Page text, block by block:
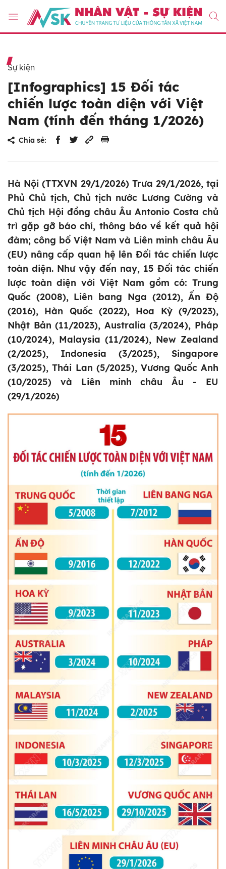
Sự kiện
[Infographics] 15 Đối tác
chiến lược toàn diện với Việt
Nam (tính đến tháng 1/2026)
Chia sẻ:
Hà Nội (TTXVN 29/1/2026) Trưa 29/1/2026, tại
Phủ Chủ tịch, Chủ tịch nước Lương Cường và
Chủ tịch Hội đồng châu Âu Antonio Costa chủ
trì gặp gỡ báo chí, thông báo về kết quả hội
đàm; công bố Việt Nam và Liên minh châu Âu
(EU) nâng cấp quan hệ lên Đối tác chiến lược
toàn diện. Như vậy đến nay, 15 Đối tác chiến
lược toàn diện với Việt Nam gồm có: Trung
Quốc (2008), Liên bang Nga (2012), Ấn Độ
(2016), Hàn Quốc (2022), Hoa Kỳ (9/2023),
Nhật Bản (11/2023), Australia (3/2024), Pháp
(10/2024), Malaysia (11/2024), New Zealand
(2/2025), Indonesia (3/2025), Singapore
(3/2025), Thái Lan (5/2025), Vương Quốc Anh
(10/2025) và Liên minh châu Âu - EU
(29/1/2026)